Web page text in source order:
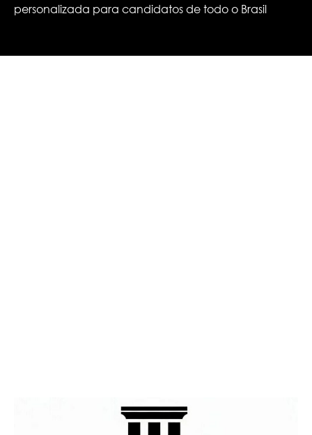
personalizada para candidatos de todo o Brasil